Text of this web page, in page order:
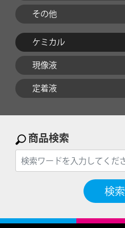
その他
ケミカル
現像液
定着液
商品検索
検索